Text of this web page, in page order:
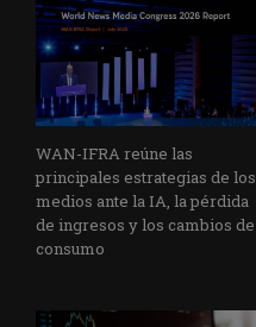
WAN-IFRA reúne las
principales estrategias de los
medios ante la IA, la pérdida
de ingresos y los cambios de
consumo